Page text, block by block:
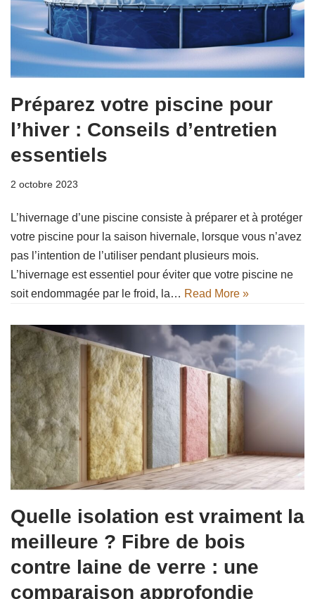
Préparez votre piscine pour
l’hiver : Conseils d’entretien
essentiels
2 octobre 2023
L’hivernage d’une piscine consiste à préparer et à protéger
votre piscine pour la saison hivernale, lorsque vous n’avez
pas l’intention de l’utiliser pendant plusieurs mois.
L’hivernage est essentiel pour éviter que votre piscine ne
soit endommagée par le froid, la… Read More »
Quelle isolation est vraiment la
meilleure ? Fibre de bois
contre laine de verre : une
comparaison approfondie